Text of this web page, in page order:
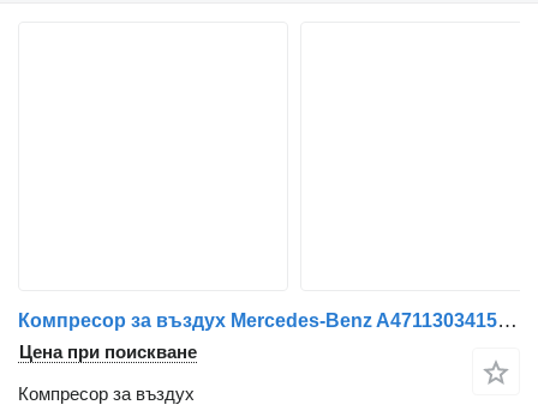
Компресор за въздух Mercedes-Benz A4711303415 за влекач Mercedes-Benz Actros MP4
Цена при поискване
Компресор за въздух